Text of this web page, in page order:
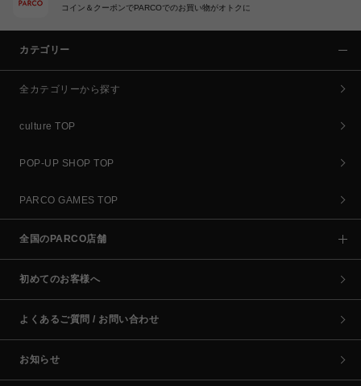
コイン＆クーポンでPARCOでのお買い物がオトクに
カテゴリー
全カテゴリーから探す
culture TOP
POP-UP SHOP TOP
PARCO GAMES TOP
全国のPARCO店舗
初めてのお客様へ
よくあるご質問 / お問い合わせ
お知らせ